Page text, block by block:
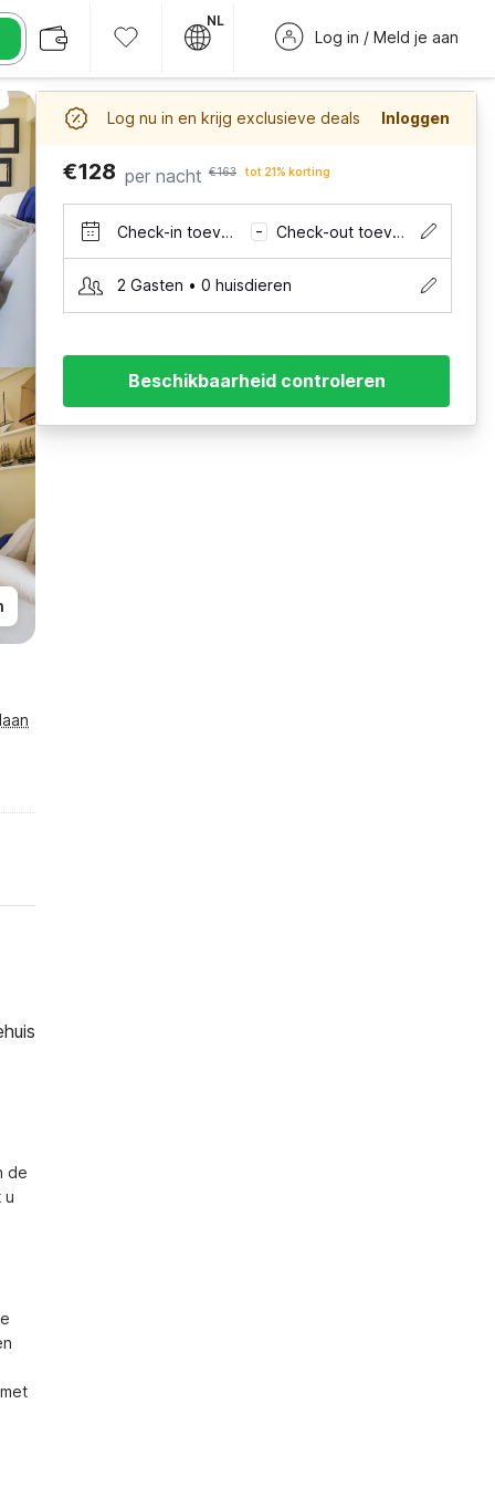
NL
Log in / Meld je aan
de
u
Log nu in en krijg exclusieve deals Inloggen
€128 per nacht €163 tot 21% korting
Check-in toevoegen – Check-out toevoegen
2 Gasten • 0 huisdieren
Beschikbaarheid controleren